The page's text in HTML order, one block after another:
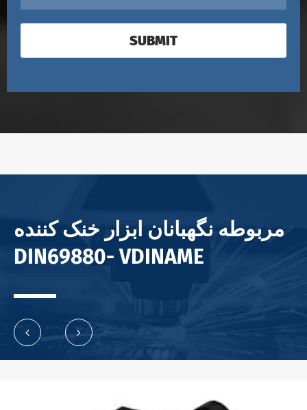
SUBMIT
مربوطه نگهبانان ابزار خنک کننده
DIN69880- VDINAME